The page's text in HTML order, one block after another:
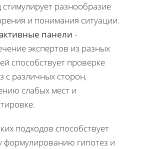
стимулирует разнообразие
и понимания ситуации.
панели -
экспертов из разных
способствует проверке
с различных сторон,
слабых мест и
подходов способствует
формулированию гипотез и